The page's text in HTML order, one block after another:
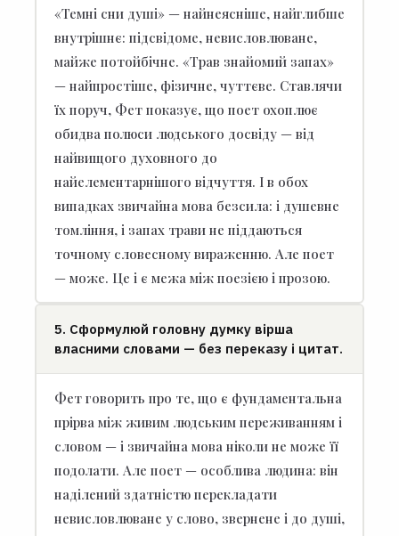
«Темні сни душі» — найнеясніше, найглибше
внутрішнє: підсвідоме, невисловлюване,
майже потойбічне. «Трав знайомий запах»
— найпростіше, фізичне, чуттєве. Ставлячи
їх поруч, Фет показує, що поет охоплює
обидва полюси людського досвіду — від
найвищого духовного до
найелементарнішого відчуття. І в обох
випадках звичайна мова безсила: і душевне
томління, і запах трави не піддаються
точному словесному вираженню. Але поет
— може. Це і є межа між поезією і прозою.
5. Сформулюй головну думку вірша
власними словами — без переказу і цитат.
Фет говорить про те, що є фундаментальна
прірва між живим людським переживанням і
словом — і звичайна мова ніколи не може її
подолати. Але поет — особлива людина: він
наділений здатністю перекладати
невисловлюване у слово, звернене і до душі,